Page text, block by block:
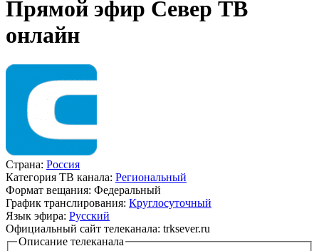
Прямой эфир Север ТВ
онлайн
Страна: Россия
Категория ТВ канала: Региональный
Формат вещания: Федеральный
График транслирования: Круглосуточный
Язык эфира: Русский
Официальный сайт телеканала: trksever.ru
Описание телеканала